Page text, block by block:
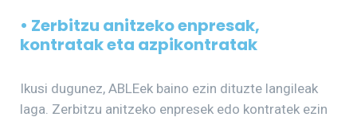
• Zerbitzu anitzeko enpresak,
kontratak eta azpikontratak
Ikusi dugunez, ABLEek baino ezin dituzte langileak
laga. Zerbitzu anitzeko enpresek edo kontratek ezin